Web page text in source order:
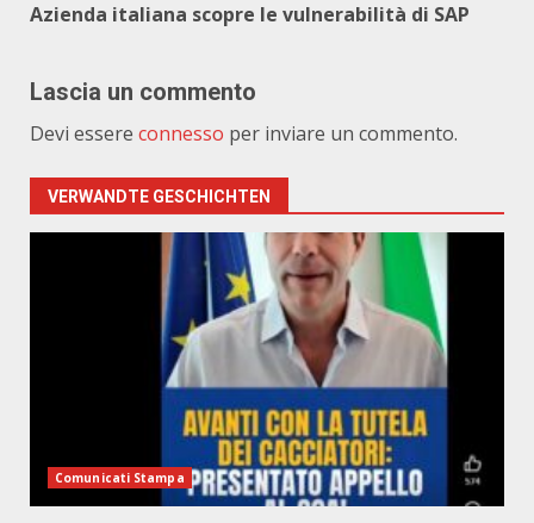
Azienda italiana scopre le vulnerabilità di SAP
Lascia un commento
Devi essere connesso per inviare un commento.
VERWANDTE GESCHICHTEN
Comunicati Stampa